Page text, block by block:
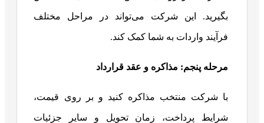
بگیرید. این شرکت می‌تواند در مراحل مختلف
فرآیند واردات به شما کمک کند.
مرحله پنجم: مذاکره و عقد قرارداد
با شرکت منتخب مذاکره کنید و بر روی قیمت،
شرایط پرداخت، زمان تحویل و سایر جزئیات